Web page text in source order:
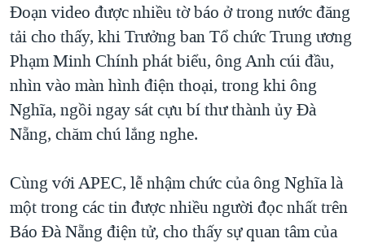
Đoạn video được nhiều tờ báo ở trong nước đăng
tải cho thấy, khi Trưởng ban Tổ chức Trung ương
Phạm Minh Chính phát biểu, ông Anh cúi đầu,
nhìn vào màn hình điện thoại, trong khi ông
Nghĩa, ngồi ngay sát cựu bí thư thành ủy Đà
Nẵng, chăm chú lắng nghe.
Cùng với APEC, lễ nhậm chức của ông Nghĩa là
một trong các tin được nhiều người đọc nhất trên
Báo Đà Nẵng điện tử, cho thấy sự quan tâm của